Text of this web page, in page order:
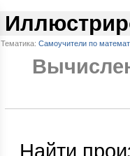
Тематика: Самоучители по
Найти